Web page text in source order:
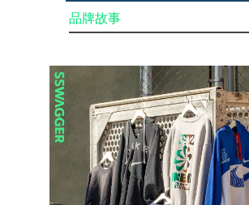
品牌故事